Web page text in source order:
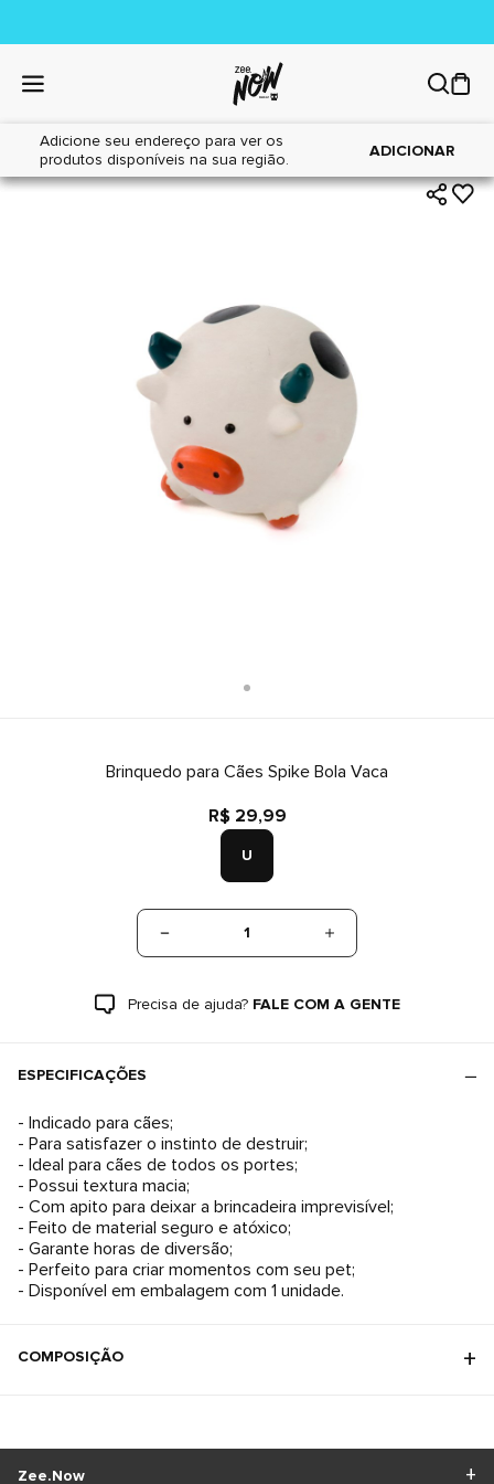
Adicione seu endereço para ver os
produtos disponíveis na sua região.
ADICIONAR
Home|Cães|Brinquedos
Brinquedo para Cães Spike Bola Vaca
R$ 29,99
U
1
Precisa de ajuda? FALE COM A GENTE
ESPECIFICAÇÕES
- Indicado para cães;
- Para satisfazer o instinto de destruir;
- Ideal para cães de todos os portes;
- Possui textura macia;
- Com apito para deixar a brincadeira imprevisível;
- Feito de material seguro e atóxico;
- Garante horas de diversão;
- Perfeito para criar momentos com seu pet;
- Disponível em embalagem com 1 unidade.
COMPOSIÇÃO
Zee.Now